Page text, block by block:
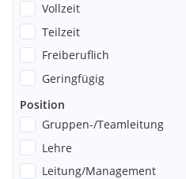
Vollzeit
Teilzeit
Freiberuflich
Geringfügig
Position
Gruppen-/Teamleitung
Lehre
Leitung/Management